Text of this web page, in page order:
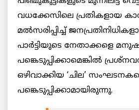
വധക്കേസിലെ പ്രതികളായ
മല്‍സരിപ്പിച്ച്
പാര്‍ട്ടിയുടെ നേതാക്കളെ
പങ്കെടുപ്പിക്കാമെങ്കില്‍
ഒഴിവാക്കിയ ‘ചില’
പങ്കെടുപ്പിക്കാമായിരുന്നു.